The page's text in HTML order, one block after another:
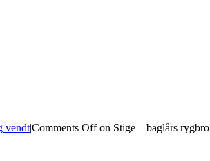
vendt|Comments Offon Stige – baglårs rygbro